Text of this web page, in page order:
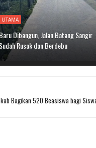
UTAMA
Baru Dibangun, Jalan Batang Sangir
Sudah Rusak dan Berdebu
Bagikan 520 Beasiswa bagi